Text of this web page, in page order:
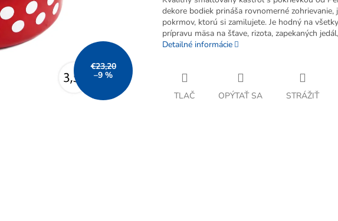
€23,20
–9 %
dekore bodiek prináša rovnomerné
pokrmov, ktorú si zamilujete. Je hodný na
prípravu mäsa na šťave, rizota, zapekaných
Detailné informácie
TLAČ OPÝTAŤ SA STRÁŽIŤ